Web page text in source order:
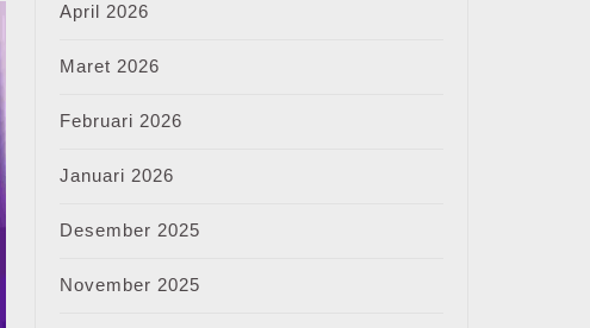
April 2026
Maret 2026
Februari 2026
Januari 2026
Desember 2025
November 2025